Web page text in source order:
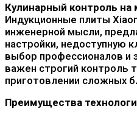
Кулинарный контроль на
Индукционные плиты
инженерной мысли,
настройки, недоступную
выбор профессионалов и
важен строгий контроль
приготовлении сложных
Преимущества